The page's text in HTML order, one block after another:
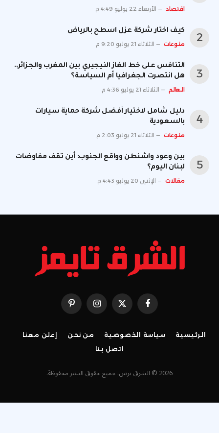
اقتصاد الأربعاء 22 يوليو 4:49 م
كيف اختار شركة عزل اسطح بالرياض
منوعات الثلاثاء 21 يوليو 9:20 م
التنافس على خط الغاز النيجيري بين المغرب والجزائر..
هل انتصرت الجغرافيا أم السياسة؟
العالم الثلاثاء 21 يوليو 4:36 م
دليل شامل لاختيار أفضل شركة حماية سيارات
بالسعودية
منوعات الثلاثاء 21 يوليو 2:03 م
بين وعود واشنطن وواقع الجنوب: أين تقف مفاوضات
لبنان اليوم؟
مقالات الإثنين 20 يوليو 4:43 م
فيسبوك X
(Twitter)
الانستغرامبينتيريست
الرئيسية سياسة الخصوصية من نحن
إعلن معنا
اتصل بنا
2026 © الشرق برس. جميع حقوق النشر محفوظة.